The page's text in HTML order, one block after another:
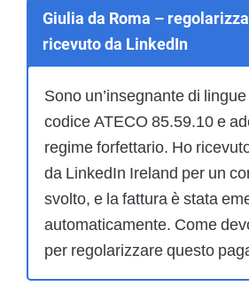
Giulia da Roma –
ricevuto da LinkedIn
Sono un’insegnante di
codice ATECO 85.59.10 e
regime forfettario. Ho
da LinkedIn Ireland per un
svolto, e la fattura è stata
automaticamente. Come
per regolarizzare questo